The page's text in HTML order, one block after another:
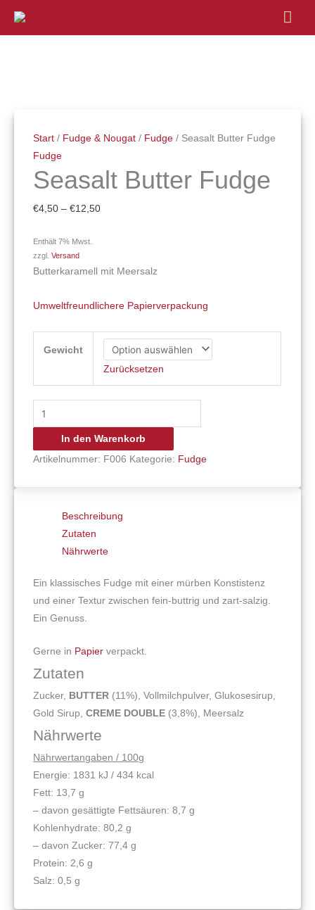
Start / Fudge & Nougat / Fudge / Seasalt Butter Fudge
Fudge
Seasalt Butter Fudge
€4,50 –€12,50
€12,50
Enthält 7% Mwst.
zzgl.Versand
Butterkaramell mit Meersalz
Umweltfreundlichere Papierverpackung
Gewicht
Zurücksetzen
Menge
In den Warenkorb
Artikelnummer: F006 Kategorie: Fudge
Beschreibung
Zutaten
Nährwerte
Ein klassisches Fudge mit einer mürben Konstistenz
und einer Textur zwischen fein-buttrig und zart-salzig.
Ein Genuss.
Gerne in Papier verpackt.
Zutaten
Zucker, BUTTER (11%), Vollmilchpulver, Glukosesirup,
Gold Sirup,CREME DOUBLE (3,8%), Meersalz
Nährwerte
Nährwertangaben / 100g
Energie: 1831 kJ / 434 kcal
Fett: 13,7 g
– davon gesättigte Fettsäuren: 8,7 g
Kohlenhydrate: 80,2 g
– davon Zucker: 77,4 g
Protein: 2,6 g
Salz: 0,5 g